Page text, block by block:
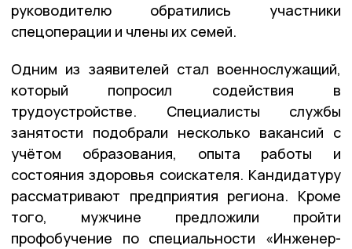
руководителю обратились участники
спецоперации и члены их семей.
Одним из заявителей стал военнослужащий,
который попросил содействия в
трудоустройстве. Специалисты службы
занятости подобрали несколько вакансий с
учётом образования, опыта работы и
состояния здоровья соискателя. Кандидатуру
рассматривают предприятия региона. Кроме
того, мужчине предложили пройти
профобучение по специальности «Инженер-